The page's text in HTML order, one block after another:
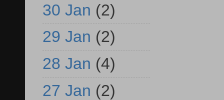
30 Jan (2)
29 Jan (2)
28 Jan (4)
27 Jan (2)